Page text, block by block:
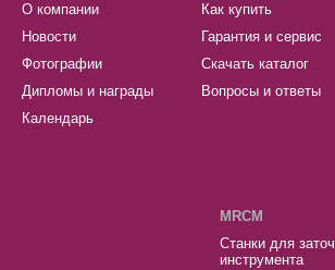
О компании
Новости
Фотографии
Дипломы и награды
Календарь
Как купить
Гарантия и сервис
Скачать каталог
Вопросы и ответы
MRCM
Станки для
инструмента